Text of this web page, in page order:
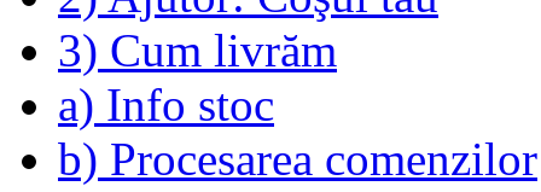
3) Cum livrăm
a) Info stoc
b) Procesarea comenzilor